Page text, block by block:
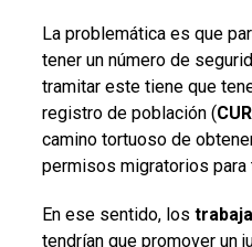
La problemática es que
tener un número de
tramitar este tiene que
registro de población (
camino tortuoso de
permisos migratorios para
En ese sentido, los
tendrían que promover un